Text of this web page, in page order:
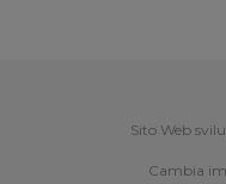
Sito Web
Cambia